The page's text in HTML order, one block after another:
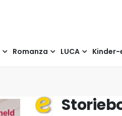
Romanza LUCA Kinder-